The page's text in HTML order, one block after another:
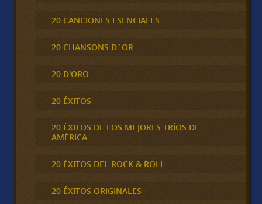
20 CANCIONES ESENCIALES
20 CHANSONS D´OR
20 D'ORO
20 ÉXITOS
20 ÉXITOS DE LOS MEJORES TRÍOS DE
AMÉRICA
20 ÉXITOS DEL ROCK & ROLL
20 ÉXITOS ORIGINALES